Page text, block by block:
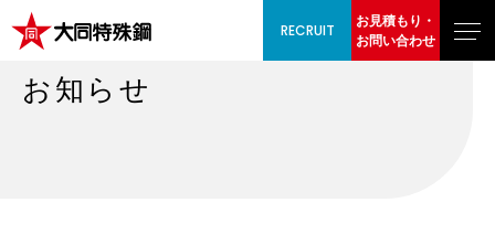
RECRUIT
お見積もり・
お問い合わせ
お知らせ